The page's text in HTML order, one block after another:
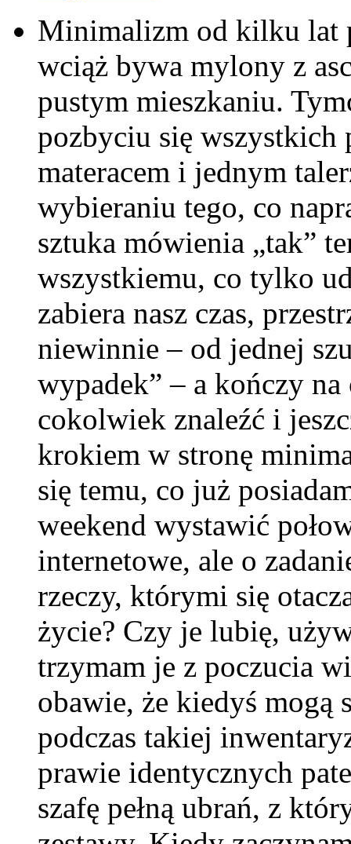
Minimalizm od kilku lat
wciąż bywa mylony z
pustym mieszkaniu.
pozbyciu się wszystkich
materacem i jednym
wybieraniu tego, co
sztuka mówienia „tak”
wszystkiemu, co tylko
zabiera nasz czas,
niewinnie – od jednej
wypadek” – a kończy
cokolwiek znaleźć i
krokiem w stronę
się temu, co już
weekend wystawić
internetowe, ale o
rzeczy, którymi się
życie? Czy je lubię,
trzymam je z poczucia
obawie, że kiedyś mogą
podczas takiej
prawie identycznych
szafę pełną ubrań, z